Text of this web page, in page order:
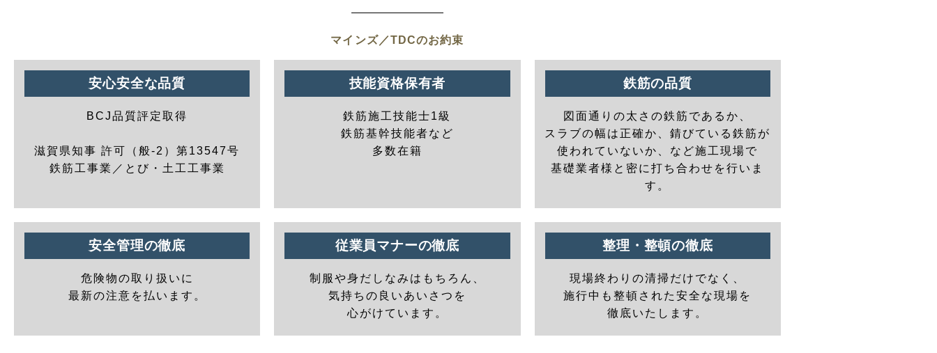
マインズ／TDCのお約束
安心安全な品質
BCJ品質評定取得
滋賀県知事 許可（般-2）第13547号
鉄筋工事業／とび・土工工事業
技能資格保有者
鉄筋施工技能士1級
鉄筋基幹技能者など
多数在籍
鉄筋の品質
図面通りの太さの鉄筋であるか、
スラブの幅は正確か、錆びている鉄筋が
使われていないか、など施工現場で
基礎業者様と密に打ち合わせを行いま
す。
安全管理の徹底
危険物の取り扱いに
最新の注意を払います。
従業員マナーの徹底
制服や身だしなみはもちろん、
気持ちの良いあいさつを
心がけています。
整理・整頓の徹底
現場終わりの清掃だけでなく、
施行中も整頓された安全な現場を
徹底いたします。